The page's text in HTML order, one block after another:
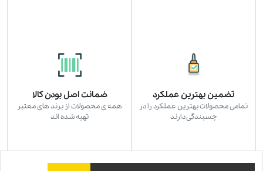
تضمین بهترین عملکرد
تمامی محصولات بهترین عملکرد را در
چسبندگی دارند
ضمانت اصل بودن کالا
همه ی محصولات از برند های معتبر
تهیه شده اند